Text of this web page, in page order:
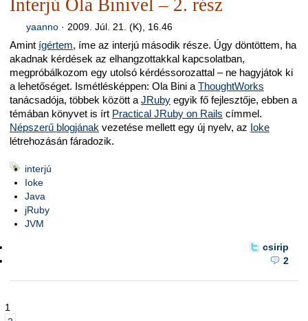
Interjú Ola Binivel – 2. rész
yaanno· 2009. Júl. 21. (K), 16.46
Amint ígértem, íme az interjú második része. Úgy döntöttem, ha
akadnak kérdések az elhangzottakkal kapcsolatban,
megpróbálkozom egy utolsó kérdéssorozattal – ne hagyjátok ki
a lehetőséget. Ismétlésképpen: Ola Bini a ThoughtWorks
tanácsadója, többek között a JRuby egyik fő fejlesztője, ebben a
témában könyvet is írt Practical JRuby on Rails címmel.
Népszerű blogjának vezetése mellett egy új nyelv, az Ioke
létrehozásán fáradozik.
interjú
Ioke
Java
jRuby
JVM
csirip
2
1